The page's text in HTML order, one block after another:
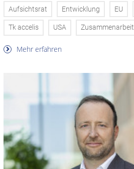
Aufsichtsrat Entwicklung EU
Tk accelis USA Zusammenarbeit
Mehr erfahren